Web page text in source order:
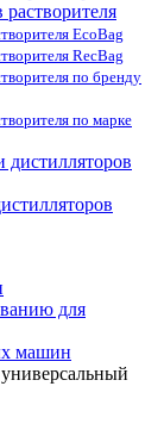
EcoBag
RecBag
по бренду
по марке
для
машин